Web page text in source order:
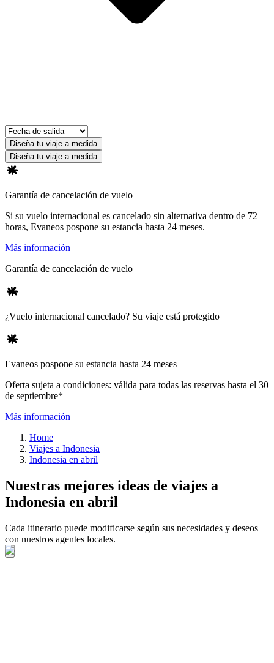
Diseña tu viaje a medida
Diseña tu viaje a medida
Garantía de cancelación de vuelo
Si su vuelo internacional es cancelado sin alternativa dentro de 72
horas, Evaneos pospone su estancia hasta 24 meses.
Más información
Garantía de cancelación de vuelo
¿Vuelo internacional cancelado? Su viaje está protegido
Evaneos pospone su estancia hasta 24 meses
Oferta sujeta a condiciones: válida para todas las reservas hasta el 30
de septiembre*
Más información
Home
Viajes a Indonesia
Indonesia en abril
Nuestras mejores ideas de viajes a
Indonesia en abril
Cada itinerario puede modificarse según sus necesidades y deseos
con nuestros agentes locales.